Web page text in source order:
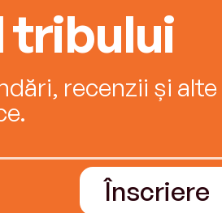
tribului
recenzii și alte
Înscriere